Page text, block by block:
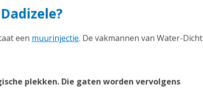
een muurinjectie. De vakmannen van Water-Dicht
plekken. Die gaten worden vervolgens